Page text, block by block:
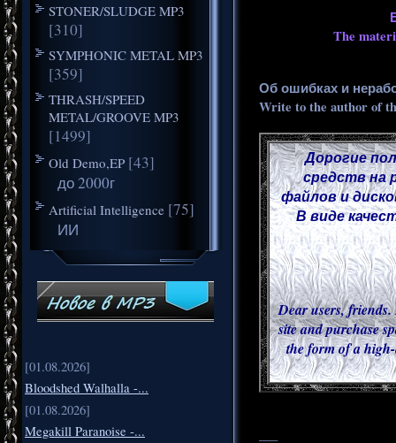
STONER/SLUDGE MP3
[310]
SYMPHONIC METAL MP3
[359]
THRASH/SPEED
METAL/GROOVE MP3
[1499]
Old Demo,EP [43]
до 2000г
Artificial Intelligence [75]
ИИ
[01.08.2026]
Bloodshed Walhalla -...
[01.08.2026]
Megakill Paranoise -...
The
Об ошибках и
Write to the author of
Дорогие
средств на
файлов и
В виде
Dear users,
site and purchase
the form of a